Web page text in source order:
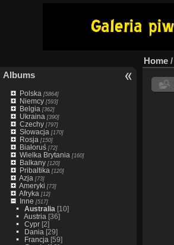
Albums
Polska [5864]
Niemcy[593]
Belgia [362]
Ukraina [390]
Czechy[797]
Słowacja [170]
Rosja [150]
Białoruś[72]
Wielka Brytania [160]
Balkany[120]
Pribaltika [120]
Azja [73]
Ameryki [73]
Afryka [12]
Inne [517]
Australia [10]
Austria [36]
Cypr[2]
Dania [29]
Francja [59]
Home /